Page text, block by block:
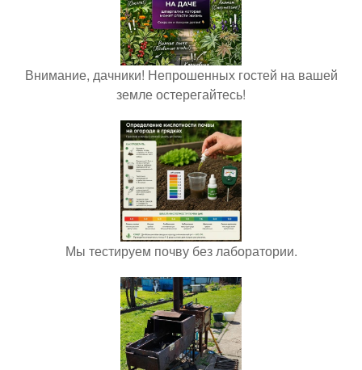
Внимание, дачники! Непрошенных гостей на вашей
земле остерегайтесь!
Мы тестируем почву без лаборатории.